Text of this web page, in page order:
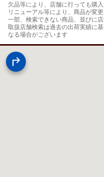
欠品等により、店舗に行っても購
リニューアル等により、商品が変
一部、検索できない商品、並びに
取扱店舗検索は過去の出荷実績に
なる場合がございます